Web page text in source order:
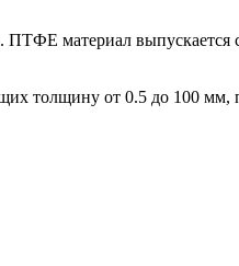
материал выпускается
толщину от 0.5 до 100